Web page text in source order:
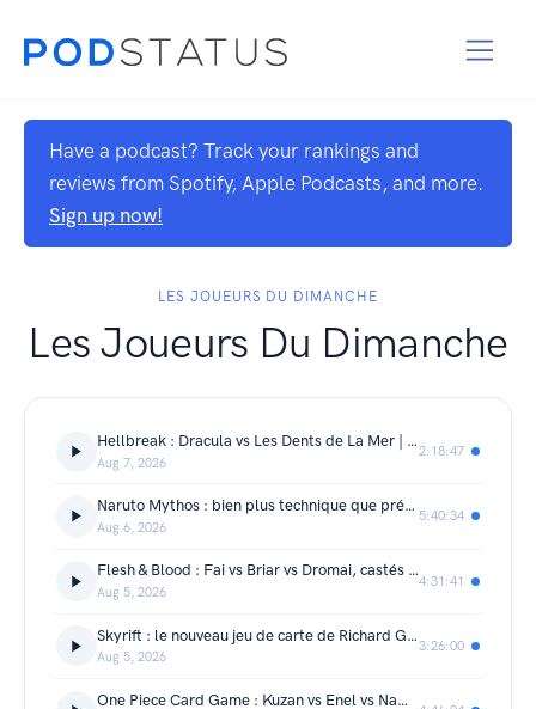
Have a podcast? Track your rankings and
reviews from Spotify, Apple Podcasts, and more.
Sign up now!
LES JOUEURS DU DIMANCHE
Les Joueurs Du Dimanche
Hellbreak : Dracula vs Les Dents de La Mer | Master TCG 2026 [05]
Aug 7, 2026
2:18:47
Naruto Mythos : bien plus technique que prévu ! | Master TCG 2026
Aug 6, 2026
5:40:34
Flesh & Blood : Fai vs Briar vs Dromai, castés par Val et Pedro Canali | Master TCG 2026 [03]
Aug 5, 2026
4:31:41
Skyrift : le nouveau jeu de carte de Richard Garfield et Origames | Master TCG 2026 [02]
Aug 5, 2026
3:26:00
One Piece Card Game : Kuzan vs Enel vs Nami | Master TCG 2026 [01]